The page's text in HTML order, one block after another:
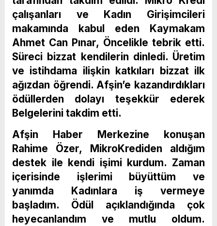
çalışanları ve Kadın Girişimcileri
makamında kabul eden Kaymakam
Ahmet Can Pınar, Öncelikle tebrik etti.
Süreci bizzat kendilerin dinledi. Üretim
ve istihdama ilişkin katkıları bizzat ilk
ağızdan öğrendi. Afşin’e kazandırdıkları
ödüllerden dolayı teşekkür ederek
Belgelerini takdim etti.
Afşin Haber Merkezine konuşan
Rahime Özer, MikroKrediden aldığım
destek ile kendi işimi kurdum. Zaman
içerisinde işlerimi büyüttüm ve
yanımda Kadınlara iş vermeye
başladım. Ödül açıklandığında çok
heyecanlandım ve mutlu oldum.